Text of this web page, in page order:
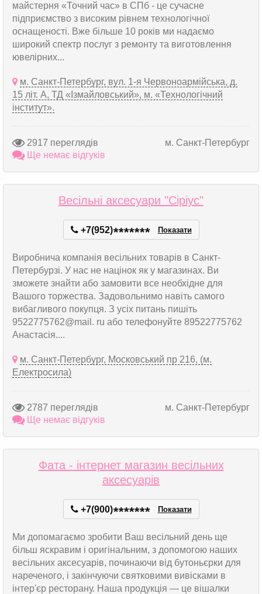
майстерня «Точний час» в СПб - це сучасне
підприємство з високим рівнем технологічної
оснащеності. Вже більше 10 років ми надаємо
широкий спектр послуг з ремонту та виготовлення
ювелірних...
м. Санкт-Петербург, вул. 1-я Червоноармійська, д.
15 літ. А, ТД «Ізмайловський», м. «Технологічний
інститут».
2917 переглядів
м. Санкт-Петербург
Ще немає відгуків
Весільні аксесуари "Сіріус"
+7(952)******* Показати
Виробнича компанія весільних товарів в Санкт-
Петербурзі. У нас не націнок як у магазинах. Ви
зможете знайти або замовити все необхідне для
Вашого торжества. Задовольнимо навіть самого
вибагливого покупця. З усіх питань пишіть
9522775762@mail. ru або телефонуйте 89522775762
Анастасія....
м. Санкт-Петербург, Московський пр 216, (м.
Електросила)
2787 переглядів
м. Санкт-Петербург
Ще немає відгуків
Фата - інтернет магазин весільних
аксесуарів
+7(900)******* Показати
Ми допомагаємо зробити Ваш весільний день ще
більш яскравим і оригінальним, з допомогою наших
весільних аксесуарів, починаючи від бутоньєрки для
нареченого, і закінчуючи святковими вивісками в
інтер'єр ресторану. Наша продукція — це вішалки